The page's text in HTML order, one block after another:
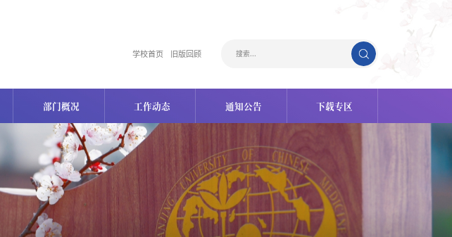
学校首页 旧版回顾
部门概况 工作动态 通知公告 下载专区